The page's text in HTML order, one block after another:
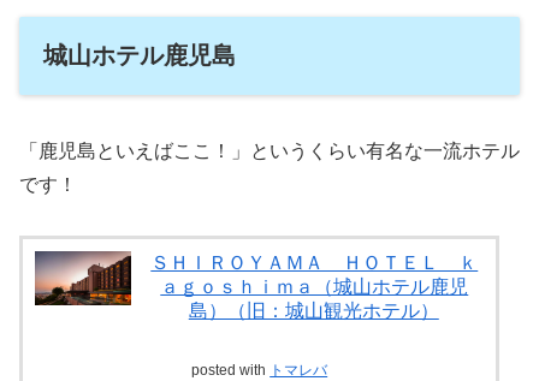
城山ホテル鹿児島
「鹿児島といえばここ！」というくらい有名な一流ホテル
です！
ＳＨＩＲＯＹＡＭＡ ＨＯＴＥＬ ｋ
ａｇｏｓｈｉｍａ（城山ホテル鹿児
島）（旧：城山観光ホテル）
posted with トマレバ